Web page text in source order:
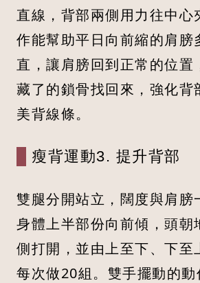
直線，背部兩側用力往中心
作能幫助平日向前縮的肩膀
直，讓肩膀回到正常的位置
藏了的鎖骨找回來，強化背
美背線條。
瘦背運動3. 提升背部
雙腿分開站立，闊度與肩膀
身體上半部份向前傾，頭朝
側打開，並由上至下、下至
每次做20組。雙手擺動的